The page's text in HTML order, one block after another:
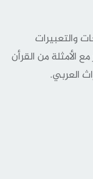
والتعبيرات
الأمثلة من القرأن
العربي.